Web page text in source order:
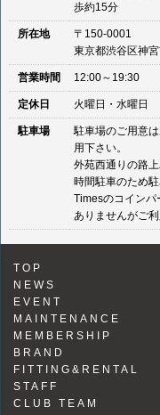
歩約15分
所在地
〒150-0001
東京都渋谷区神
営業時間 12:00～19:30
定休日 火曜日・水曜日
駐車場
駐車場のご用意
用下さい。
外苑西通りの路
時間駐車のため
Timesのコインパ
ありませんがご
TOP
NEWS
EVENT
MAINTENANCE
MEMBERSHIP
BRAND
FITTING&RENTAL
STAFF
CLUB TEAM